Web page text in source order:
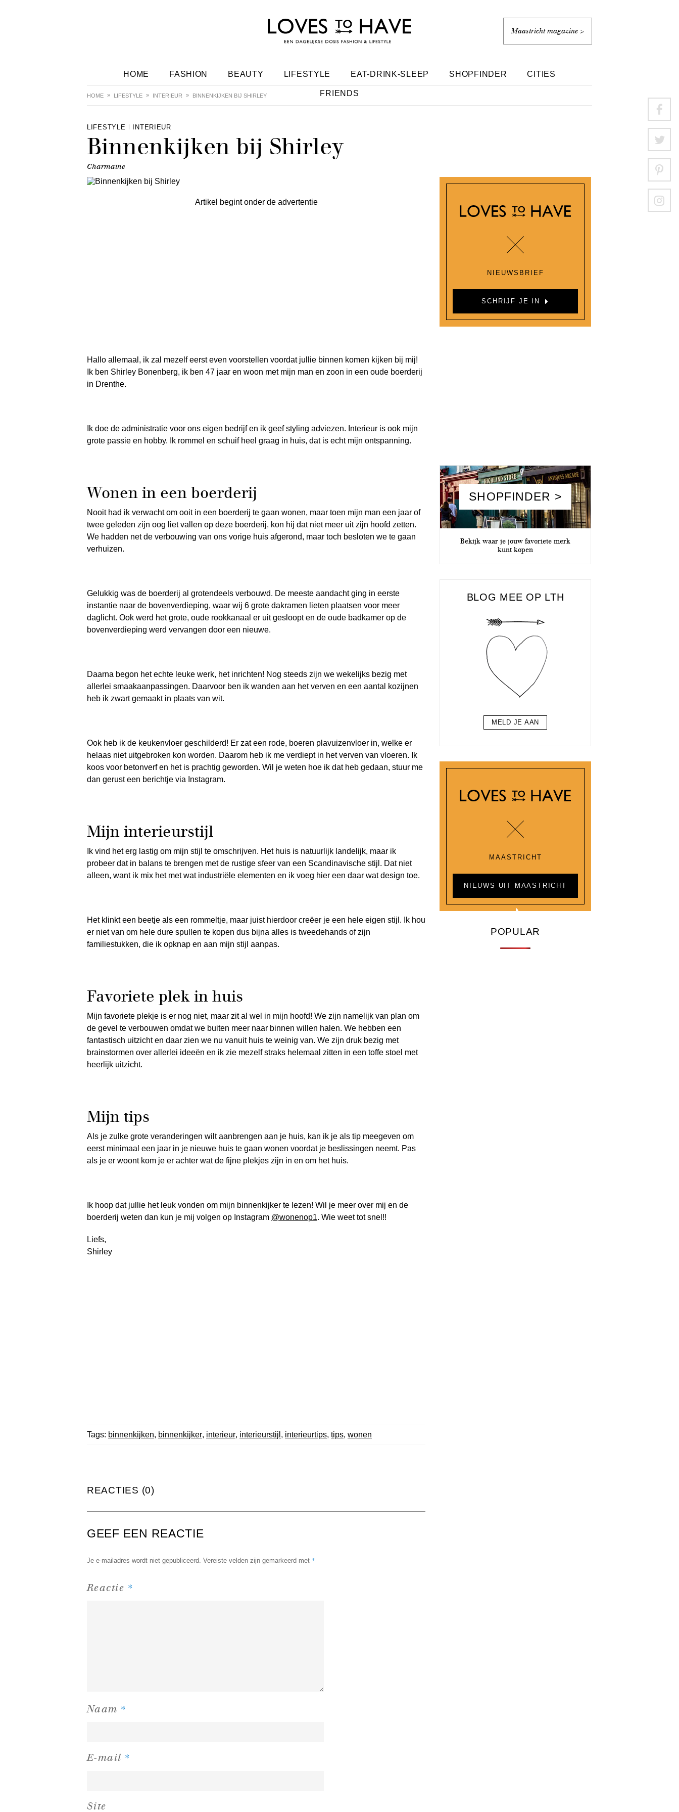
Maastricht magazine >
HOME FASHION BEAUTY LIFESTYLE EAT-DRINK-SLEEP SHOPFINDER CITIES
FRIENDS
HOME LIFESTYLE INTERIEUR BINNENKIJKEN BIJ SHIRLEY
LIFESTYLE INTERIEUR
Binnenkijken bij Shirley
Charmaine
Artikel begint onder de advertentie
Hallo allemaal, ik zal mezelf eerst even voorstellen voordat jullie binnen komen kijken bij mij!
Ik ben Shirley Bonenberg, ik ben 47 jaar en woon met mijn man en zoon in een oude boerderij
in Drenthe.
Ik doe de administratie voor ons eigen bedrijf en ik geef styling adviezen. Interieur is ook mijn
grote passie en hobby. Ik rommel en schuif heel graag in huis, dat is echt mijn ontspanning.
Wonen in een boerderij
Nooit had ik verwacht om ooit in een boerderij te gaan wonen, maar toen mijn man een jaar of
twee geleden zijn oog liet vallen op deze boerderij, kon hij dat niet meer uit zijn hoofd zetten.
We hadden net de verbouwing van ons vorige huis afgerond, maar toch besloten we te gaan
verhuizen.
Gelukkig was de boerderij al grotendeels verbouwd. De meeste aandacht ging in eerste
instantie naar de bovenverdieping, waar wij 6 grote dakramen lieten plaatsen voor meer
daglicht. Ook werd het grote, oude rookkanaal er uit gesloopt en de oude badkamer op de
bovenverdieping werd vervangen door een nieuwe.
Daarna begon het echte leuke werk, het inrichten! Nog steeds zijn we wekelijks bezig met
allerlei smaakaanpassingen. Daarvoor ben ik wanden aan het verven en een aantal kozijnen
heb ik zwart gemaakt in plaats van wit.
Ook heb ik de keukenvloer geschilderd! Er zat een rode, boeren plavuizenvloer in, welke er
helaas niet uitgebroken kon worden. Daarom heb ik me verdiept in het verven van vloeren. Ik
koos voor betonverf en het is prachtig geworden. Wil je weten hoe ik dat heb gedaan, stuur me
dan gerust een berichtje via Instagram.
Mijn interieurstijl
Ik vind het erg lastig om mijn stijl te omschrijven. Het huis is natuurlijk landelijk, maar ik
probeer dat in balans te brengen met de rustige sfeer van een Scandinavische stijl. Dat niet
alleen, want ik mix het met wat industriële elementen en ik voeg hier een daar wat design toe.
Het klinkt een beetje als een rommeltje, maar juist hierdoor creëer je een hele eigen stijl. Ik hou
er niet van om hele dure spullen te kopen dus bijna alles is tweedehands of zijn
familiestukken, die ik opknap en aan mijn stijl aanpas.
Favoriete plek in huis
Mijn favoriete plekje is er nog niet, maar zit al wel in mijn hoofd! We zijn namelijk van plan om
de gevel te verbouwen omdat we buiten meer naar binnen willen halen. We hebben een
fantastisch uitzicht en daar zien we nu vanuit huis te weinig van. We zijn druk bezig met
brainstormen over allerlei ideeën en ik zie mezelf straks helemaal zitten in een toffe stoel met
heerlijk uitzicht.
Mijn tips
Als je zulke grote veranderingen wilt aanbrengen aan je huis, kan ik je als tip meegeven om
eerst minimaal een jaar in je nieuwe huis te gaan wonen voordat je beslissingen neemt. Pas
als je er woont kom je er achter wat de fijne plekjes zijn in en om het huis.
Ik hoop dat jullie het leuk vonden om mijn binnenkijker te lezen! Wil je meer over mij en de
boerderij weten dan kun je mij volgen op Instagram @wonenop1. Wie weet tot snel!!
Liefs,
Shirley
Tags: binnenkijken, binnenkijker, interieur, interieurstijl , interieurtips, tips, wonen
REACTIES (0)
GEEF EEN REACTIE
Je e-mailadres wordt niet gepubliceerd. Vereiste velden zijn gemarkeerd met *
Reactie *
Naam *
E-mail *
Site
NIEUWSBRIEF
SCHRIJF JE IN
SHOPFINDER >
Bekijk waar je jouw favoriete merk
kunt kopen
BLOG MEE OP LTH
MELD JE AAN
MAASTRICHT
NIEUWS UIT MAASTRICHT
POPULAR